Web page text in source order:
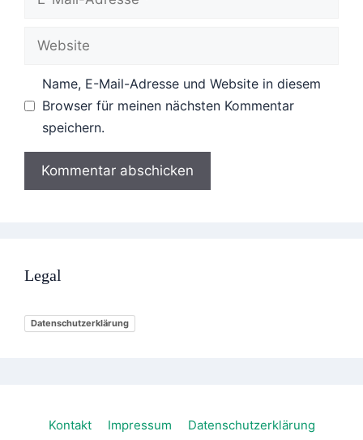
Website
Name, E-Mail-Adresse und Website in diesem
Browser für meinen nächsten Kommentar
speichern.
Legal
Datenschutzerklärung
Kontakt Impressum Datenschutzerklärung